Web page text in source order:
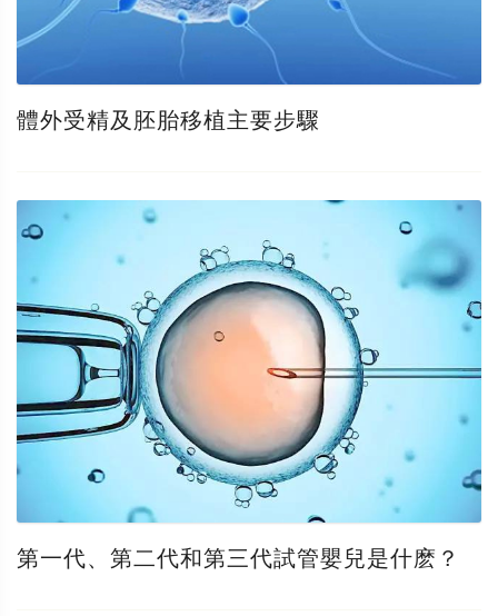
體外受精及胚胎移植主要步驟
第一代、第二代和第三代試管嬰兒是什麽？